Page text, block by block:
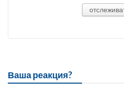
Ваша реакция?